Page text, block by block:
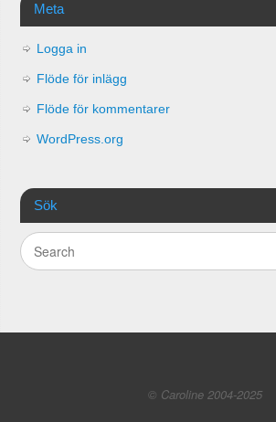
Meta
Logga in
Flöde för inlägg
Flöde för kommentarer
WordPress.org
Sök
© Caroline 2004-2025